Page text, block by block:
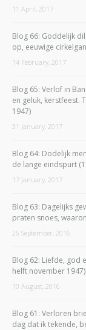
11 April, 2017
Blog 66: Goddelijk
op, eeuwige
14 February, 2017
Blog 65: Verlof in
en geluk, kerstfeest.
1947)
31 January, 2017
Blog 64: Dodelijk
de lange eindspurt
17 January, 2017
Blog 63: Dagelijks
praten snoes,
26 September, 2016
Blog 62: Liefde, god
helft november 1947)
10 August, 2016
Blog 61: Verloren
dag dat ik tekende,